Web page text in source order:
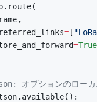
. route(
,
= [
=True
オプションのローカ
. available( ) :